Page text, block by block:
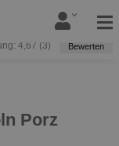
Porz
4,67 (3) Bewerten